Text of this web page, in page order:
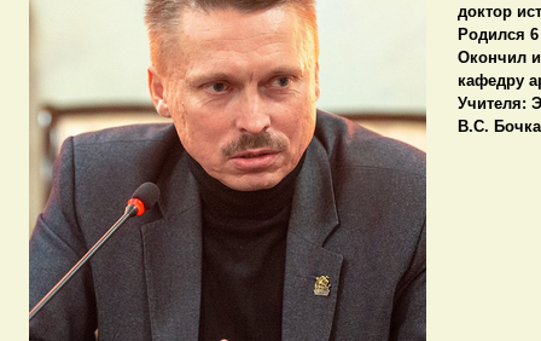
доктор
Родился
Окончил
кафедру
Учителя:
В.С.